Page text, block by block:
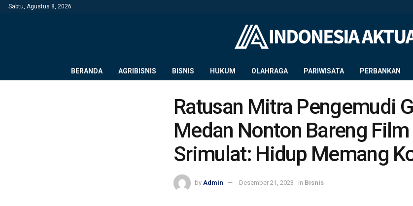
Sabtu, Agustus 8, 2026
BERANDA AGRIBISNIS BISNIS HUKUM OLAHRAGA PARIWISATA PERBANKAN
Ratusan Mitra Pengemudi
Medan Nonton Bareng Film
Srimulat: Hidup Memang
by Admin Desember 21, 2023 in Bisnis